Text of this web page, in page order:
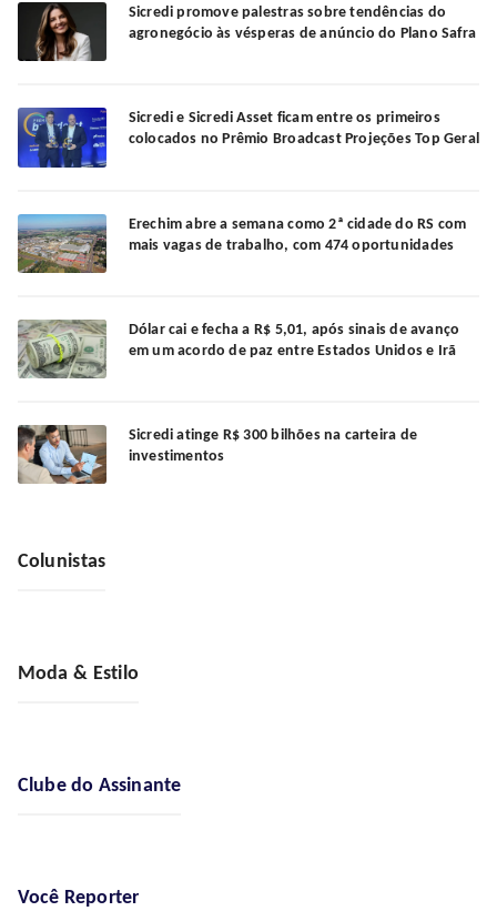
Sicredi promove palestras sobre tendências do
agronegócio às vésperas de anúncio do Plano Safra
Sicredi e Sicredi Asset ficam entre os primeiros
colocados no Prêmio Broadcast Projeções Top Geral
Erechim abre a semana como 2ª cidade do RS com
mais vagas de trabalho, com 474 oportunidades
Dólar cai e fecha a R$ 5,01, após sinais de avanço
em um acordo de paz entre Estados Unidos e Irã
Sicredi atinge R$ 300 bilhões na carteira de
investimentos
Colunistas
Moda & Estilo
Clube do Assinante
Você Reporter